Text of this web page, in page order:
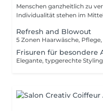
Menschen ganzheitlich zu
Individualität stehen im
Refresh and Blowout
5 Zonen Haarwäsche,
Frisuren für besondere